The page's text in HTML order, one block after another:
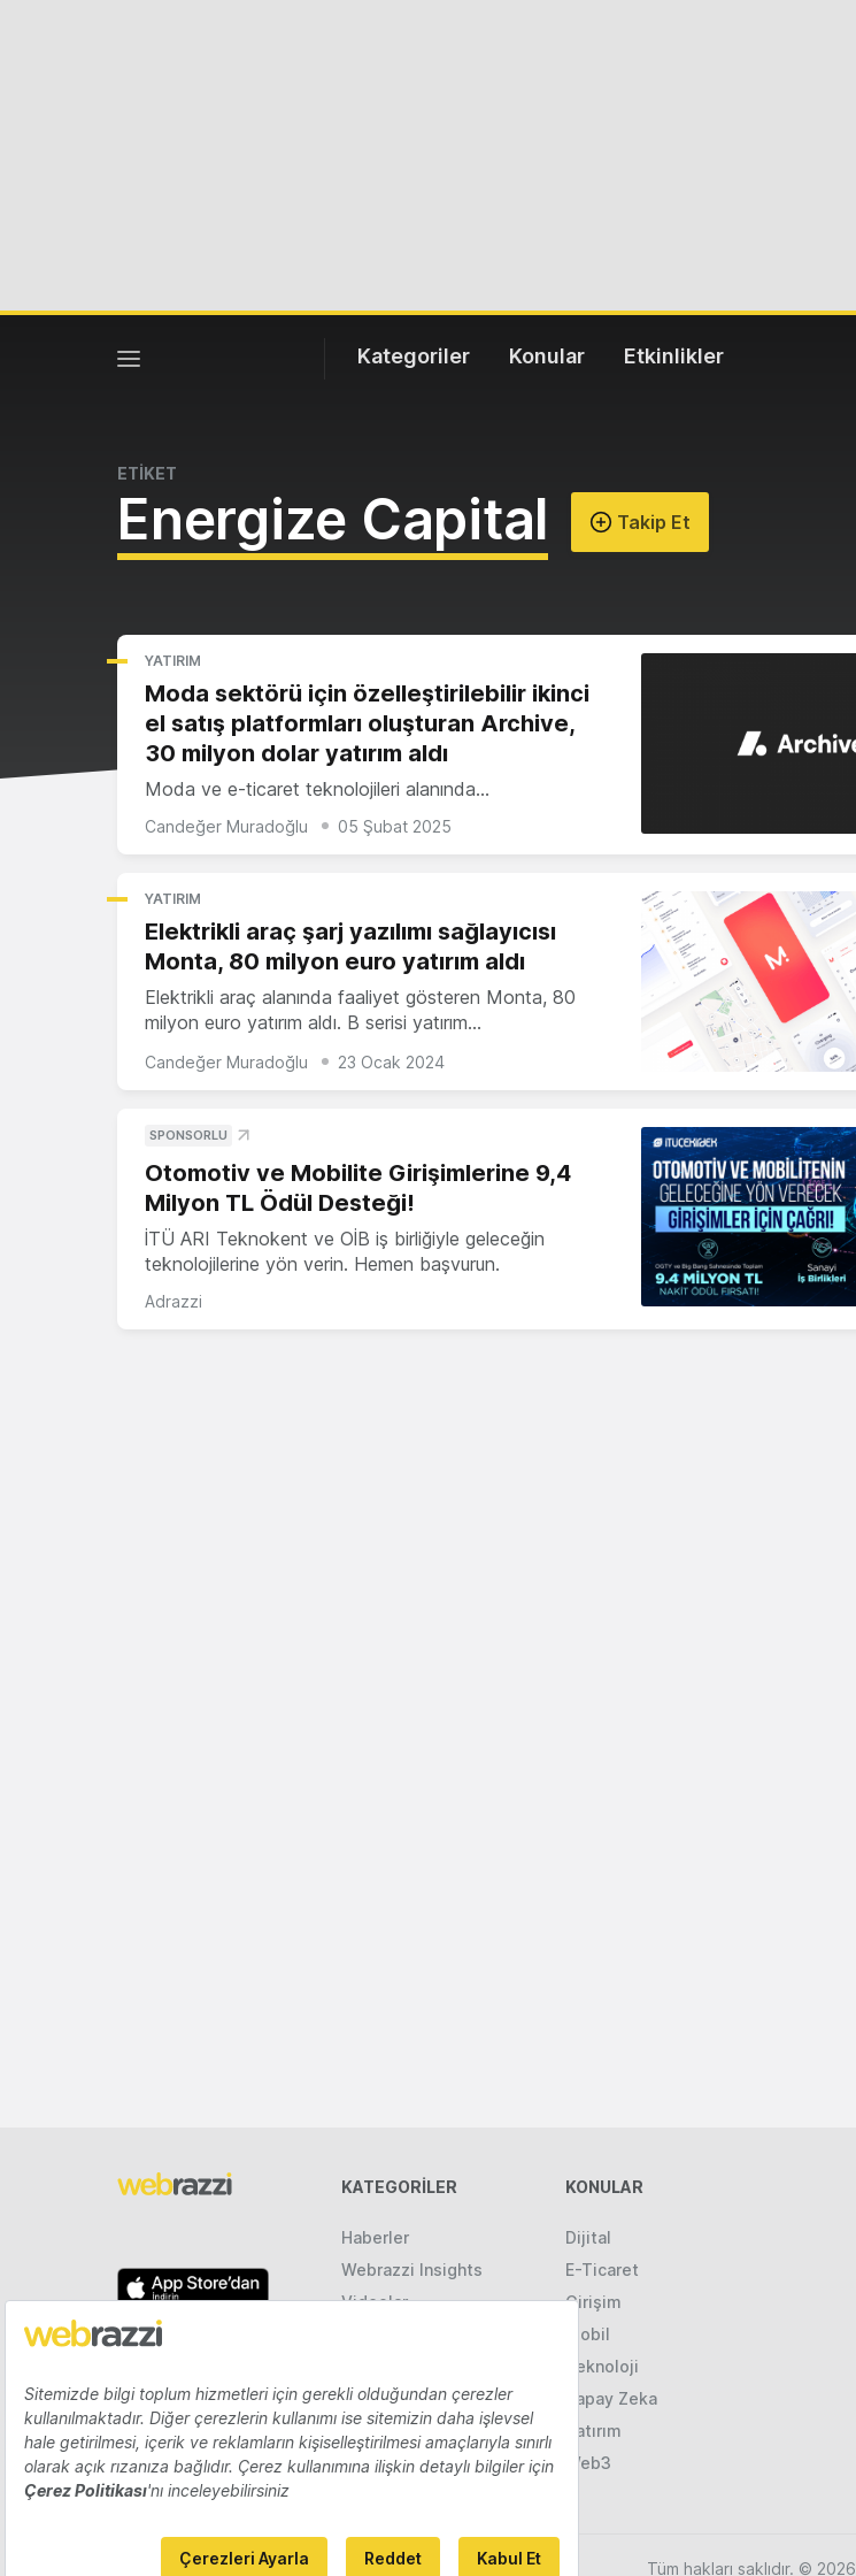
Kategoriler Konular Etkinlikler
ETİKET
Energize Capital Takip Et
YATIRIM
Moda sektörü için özelleştirilebilir ikinci
el satış platformları oluşturan Archive,
30 milyon dolar yatırım aldı
Moda ve e-ticaret teknolojileri alanında…
Candeğer Muradoğlu 05 Şubat 2025
YATIRIM
Elektrikli araç şarj yazılımı sağlayıcısı
Monta, 80 milyon euro yatırım aldı
Elektrikli araç alanında faaliyet gösteren Monta, 80
milyon euro yatırım aldı. B serisi yatırım…
Candeğer Muradoğlu 23 Ocak 2024
SPONSORLU
Otomotiv ve Mobilite Girişimlerine 9,4
Milyon TL Ödül Desteği!
İTÜ ARI Teknokent ve OİB iş birliğiyle geleceğin
teknolojilerine yön verin. Hemen başvurun.
Adrazzi
KATEGORILER
Haberler
Webrazzi Insights
Videolar
KONULAR
Dijital
E-Ticaret
Girişim
Mobil
Teknoloji
Yapay Zeka
Yatırım
Web3
Tüm hakları saklıdır. © 2026